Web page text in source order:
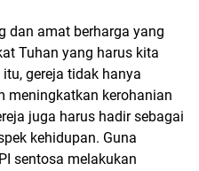
dan amat berharga yang
Tuhan yang harus kita
gereja tidak hanya
meningkatkan kerohanian
juga harus hadir sebagai
kehidupan. Guna
sentosa melakukan